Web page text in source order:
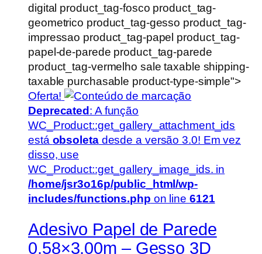
digital product_tag-fosco product_tag-
geometrico product_tag-gesso product_tag-
impressao product_tag-papel product_tag-
papel-de-parede product_tag-parede
product_tag-vermelho sale taxable shipping-
taxable purchasable product-type-simple">
Oferta!
Deprecated : A função
WC_Product::get_gallery_attachment_ids
está obsoletadesde a versão 3.0! Em vez
disso, use
WC_Product::get_gallery_image_ids. in
/home/jsr3o16p/public_html/wp-
includes/functions.php on line 6121
Adesivo Papel de Parede
0,58×3,00m – Gesso 3D